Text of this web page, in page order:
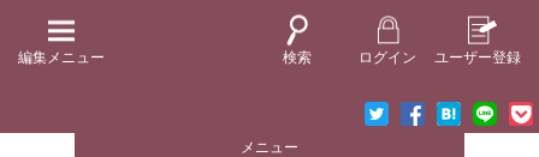
編集メニュー 検索 ログイン ユーザー登録
メニュー